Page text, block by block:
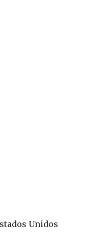
Unidos